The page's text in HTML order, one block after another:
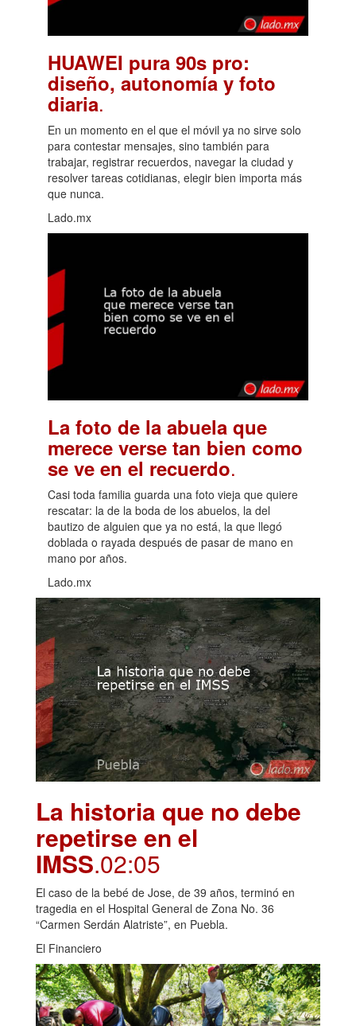
HUAWEI pura 90s pro:
diseño, autonomía y foto
diaria.
En un momento en el que el móvil ya no sirve solo
para contestar mensajes, sino también para
trabajar, registrar recuerdos, navegar la ciudad y
resolver tareas cotidianas, elegir bien importa más
que nunca.
Lado.mx
La foto de la abuela que
merece verse tan bien como
se ve en el recuerdo.
Casi toda familia guarda una foto vieja que quiere
rescatar: la de la boda de los abuelos, la del
bautizo de alguien que ya no está, la que llegó
doblada o rayada después de pasar de mano en
mano por años.
Lado.mx
La historia que no debe
repetirse en el
IMSS.02:05
El caso de la bebé de Jose, de 39 años, terminó en
tragedia en el Hospital General de Zona No. 36
“Carmen Serdán Alatriste”, en Puebla.
El Financiero